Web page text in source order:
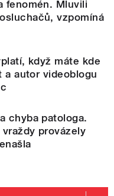
fenomén. Mluvili
vzpomíná
když máte kde
a autor videoblogu
chyba patologa.
provázely